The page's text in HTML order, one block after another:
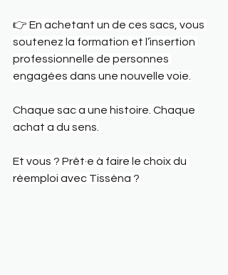
👉 En achetant un de ces sacs, vous
soutenez la formation et l’insertion
professionnelle de personnes
engagées dans une nouvelle voie.
Chaque sac a une histoire. Chaque
achat a du sens.
Et vous ? Prêt·e à faire le choix du
réemploi avec Tisséna ?